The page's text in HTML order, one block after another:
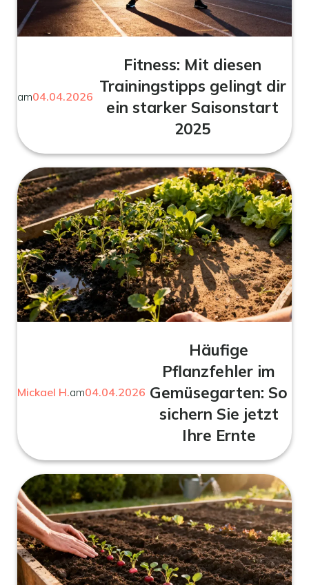
am04.04.2026
Fitness: Mit diesen
Trainingstipps gelingt dir
ein starker Saisonstart
2025
Mickael H.am04.04.2026
Häufige
Pflanzfehler im
Gemüsegarten: So
sichern Sie jetzt
Ihre Ernte